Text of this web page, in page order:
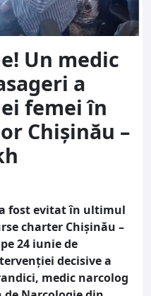
Un medic
a
femei în
Chișinău –
fost evitat în ultimul
charter Chișinău –
24 iunie de
decisive a
medic narcolog